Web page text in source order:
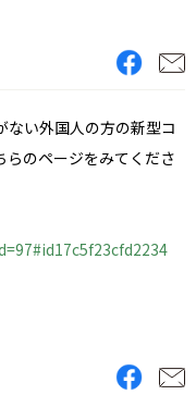
い外国人の方の新型コ
らのページをみてくださ